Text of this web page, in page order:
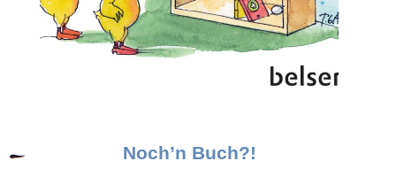
Noch’n Buch?!